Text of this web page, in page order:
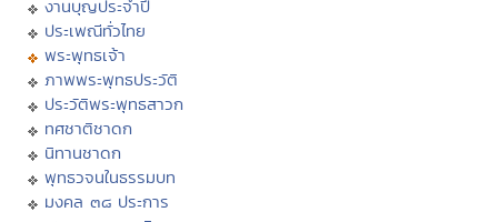
งานบุญประจำปี
ประเพณีทั่วไทย
พระพุทธเจ้า
ภาพพระพุทธประวัติ
ประวัติพระพุทธสาวก
ทศชาติชาดก
นิทานชาดก
พุทธวจนในธรรมบท
มงคล ๓๘ ประการ